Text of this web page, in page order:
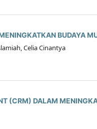
BUDAYA
Celia Cinantya
(CRM) DALAM